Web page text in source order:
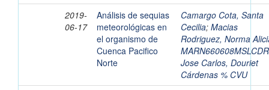
2019-
06-17
Análisis de sequias
meteorológicas en
el organismo de
Cuenca Pacifico
Norte
Camargo Cota, Santa
Cecilia; Macias
Rodriguez, Norma
Jose Carlos, Douriet
Cárdenas % CVU